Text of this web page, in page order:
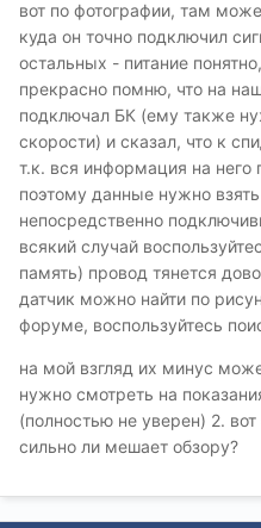
вот по фотографии, там
куда он точно подключил
остальных - питание
прекрасно помню, что на
подключал БК (ему также
скорости) и сказал, что к
т.к. вся информация на него
поэтому данные нужно
непосредственно
всякий случай
память) провод тянется
датчик можно найти по
форуме, воспользуйтесь
на мой взгляд их минус
нужно смотреть на
(полностью не уверен) 2.
сильно ли мешает обзору?